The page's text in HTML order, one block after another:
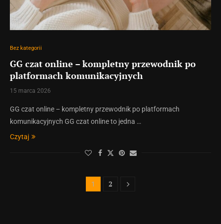
Bez kategorii
GG czat online – kompletny przewodnik po
platformach komunikacyjnych
15 marca 2026
GG czat online – kompletny przewodnik po platformach
komunikacyjnych GG czat online to jedna …
Czytaj
1 2